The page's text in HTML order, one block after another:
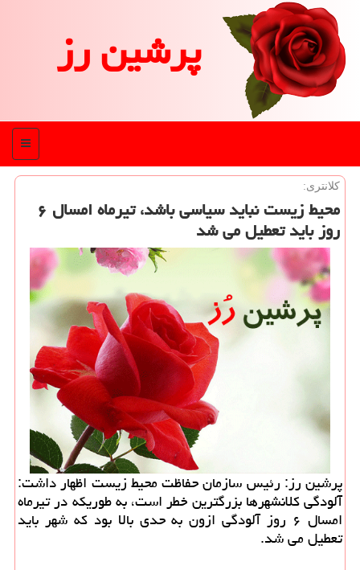
پرشین رز
منو
كلانتری:
محیط زیست نباید سیاسی باشد، تیرماه امسال ۶
روز باید تعطیل می شد
پرشین رز: رئیس سازمان حفاظت محیط زیست اظهار داشت:
آلودگی كلانشهرها بزرگترین خطر است، به طوریكه در تیرماه
امسال ۶ روز آلودگی ازون به حدی بالا بود كه شهر باید
تعطیل می شد.